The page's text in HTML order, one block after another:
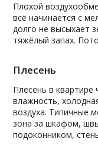
Плохой
всё начинается с
долго не высыхает
тяжёлый запах.
Плесень
Плесень в квартире
влажность,
воздуха. Типичные
зона за шкафом,
подоконником,